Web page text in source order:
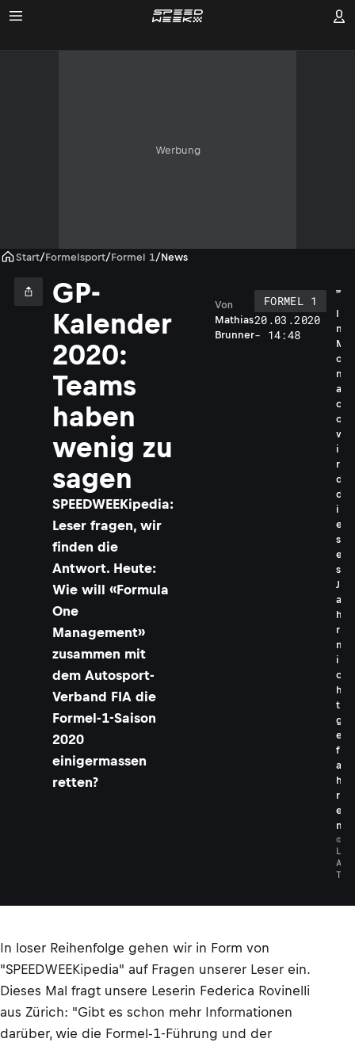
Werbung
Start/Formelsport/Formel 1/News
GP-
Kalender
2020:
Teams
haben
wenig zu
sagen
​​​SPEEDWEEKipedia:
Leser fragen, wir
finden die
Antwort. Heute:
Wie will «Formula
One
Management»
zusammen mit
dem Autosport-
Verband FIA die
Formel-1-Saison
2020
einigermassen
retten?
Mathias
Brunner
Von
FORMEL 1
20.03.2020
- 14:48
I
n
M
o
n
a
c
o
w
i
r
d
d
i
e
s
e
s
J
a
h
r
n
i
c
h
t
g
e
f
a
h
r
e
n
©
L
A
T
In loser Reihenfolge gehen wir in Form von
"SPEEDWEEKipedia" auf Fragen unserer Leser ein.
Dieses Mal fragt unsere Leserin Federica Rovinelli
aus Zürich: "Gibt es schon mehr Informationen
darüber, wie die Formel-1-Führung und der